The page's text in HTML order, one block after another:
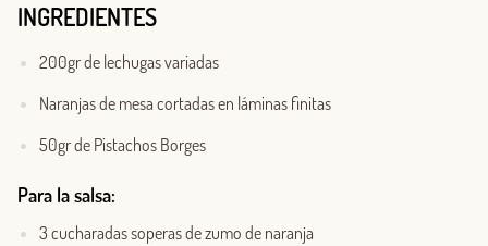
INGREDIENTES
200gr de lechugas variadas
Naranjas de mesa cortadas en láminas finitas
50gr de Pistachos Borges
Para la salsa:
3 cucharadas soperas de zumo de naranja